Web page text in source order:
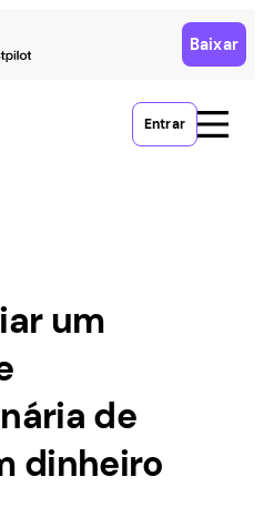
Baixar
Entrar
um
de
dinheiro